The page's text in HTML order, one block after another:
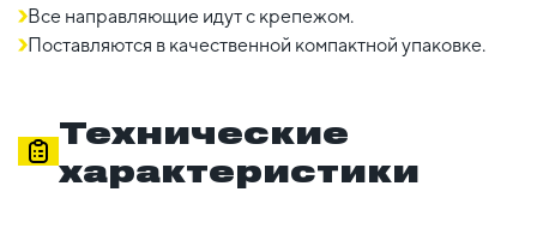
Все направляющие идут с крепежом.
Поставляются в качественной компактной упаковке.
Технические
характеристики